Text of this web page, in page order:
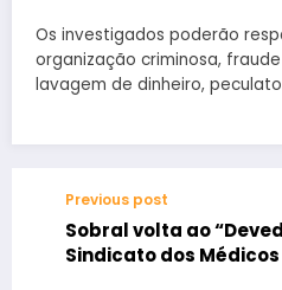
Os investigados poderão
organização criminosa,
lavagem de dinheiro,
Previous post
Sobral volta ao
Sindicato dos